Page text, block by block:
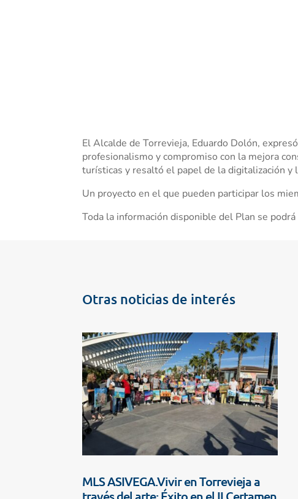
El Alcalde de Torrevieja, Eduardo Dolón,
profesionalismo y compromiso con la mejora
turísticas y resaltó el papel de la digitalización
Un proyecto en el que pueden participar los
Toda la información disponible del Plan se
Otras noticias de interés
MLS ASIVEGA.Vivir en Torrevieja a
través del arte: Éxito en el II Certamen